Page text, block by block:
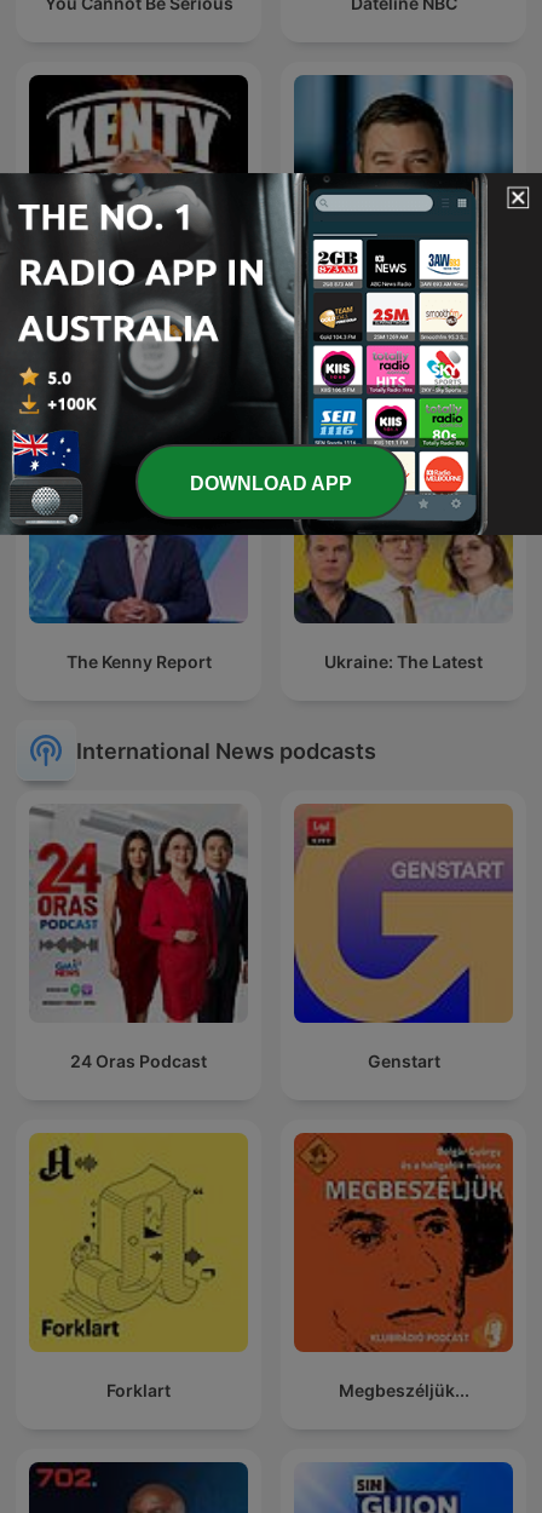
Kenty - Paul Kent NRL
Podcast
Paul Murray Live
The Kenny Report Ukraine: The Latest
International News podcasts
24 Oras Podcast Genstart
Forklart Megbeszéljük...
DOWNLOAD APP